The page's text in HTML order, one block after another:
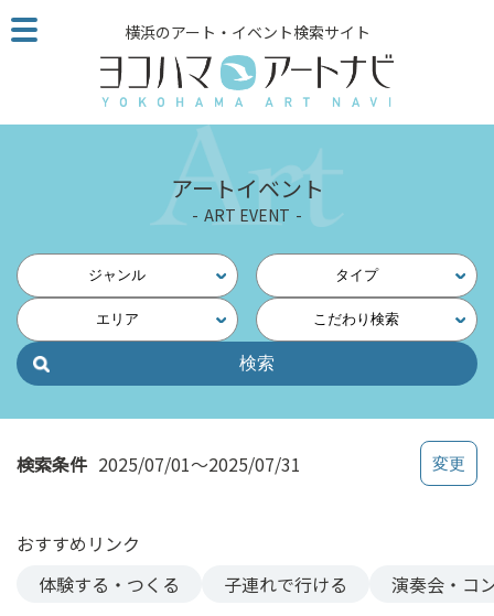
こ
の
ジ
読
他
ペ
の
横浜のアート・イベント検索サイト
アートイベント
ART EVENT
ジャンル タイプ
エリア こだわり検索
検索条件 2025/07/01～2025/07/31
おすすめリンク
体験する・つくる
子連れで行ける 演奏会・コ